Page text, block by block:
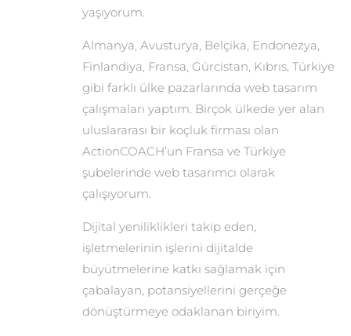
yaşıyorum.
Almanya, Avusturya, Belçika, Endonezya,
Finlandiya, Fransa, Gürcistan, Kıbrıs, Türkiye
gibi farklı ülke pazarlarında web tasarım
çalışmaları yaptım. Birçok ülkede yer alan
uluslararası bir koçluk firması olan
ActionCOACH’un Fransa ve Türkiye
şubelerinde web tasarımcı olarak
çalışıyorum.
Dijital yeniliklikleri takip eden,
işletmelerinin işlerini dijitalde
büyütmelerine katkı sağlamak için
çabalayan, potansiyellerini gerçeğe
dönüştürmeye odaklanan biriyim.